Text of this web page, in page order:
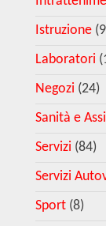
Istruzione
Laboratori
Negozi (24)
Sanità e
Servizi (84)
Servizi
Sport (8)